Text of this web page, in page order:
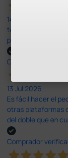
14 Jul 2026
todo correcto.
plazo de entrega se
Comprador
13 Jul 2026
Es fácil hacer el
otras plataformas
del doble que en
Comprador